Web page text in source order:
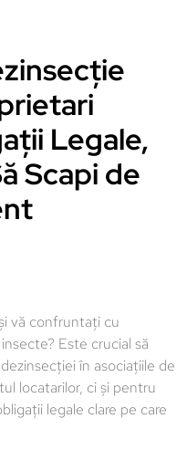
Legale,
Scapi de
vă confruntați cu
Este crucial să
în asociațiile de
locatarilor, ci și pentru
legale clare pe care